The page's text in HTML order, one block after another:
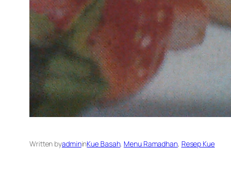
Written byadmininKue Basah, Menu Ramadhan, Resep Kue